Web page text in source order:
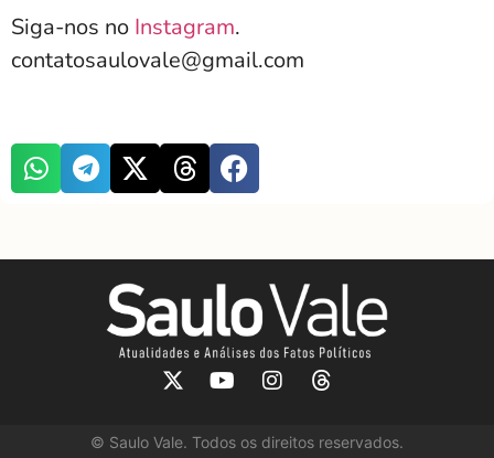
Siga-nos no Instagram.
contatosaulovale@gmail.com
© Saulo Vale. Todos os direitos reservados.